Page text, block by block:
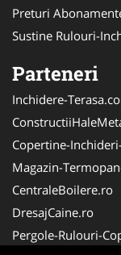
Preturi
Sustine Rulouri-
Parteneri
Inchidere-
Copertine-
Magazin-
CentraleBoilere.ro
DresajCaine.ro
Pergole-Rulouri-